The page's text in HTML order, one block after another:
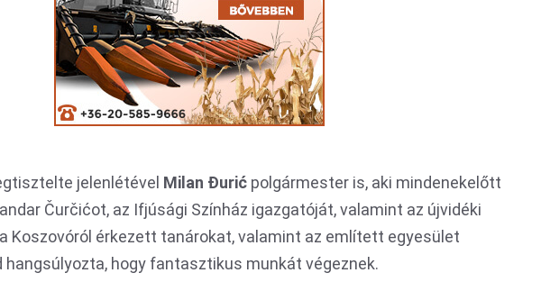
jelenlétével Milan Đurić polgármester is, aki mindenekelőtt
Čurčićot, az Ifjúsági Színház igazgatóját, valamint az újvidéki
Koszovóról érkezett tanárokat, valamint az említett egyesület
hangsúlyozta, hogy fantasztikus munkát végeznek.